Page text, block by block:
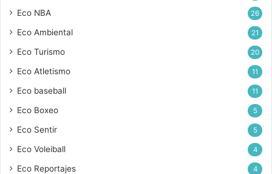
Eco NBA 26
Eco Ambiental 21
Eco Turismo 20
Eco Atletismo 11
Eco baseball 11
Eco Boxeo 5
Eco Sentir 5
Eco Voleiball 4
Eco Reportajes 4